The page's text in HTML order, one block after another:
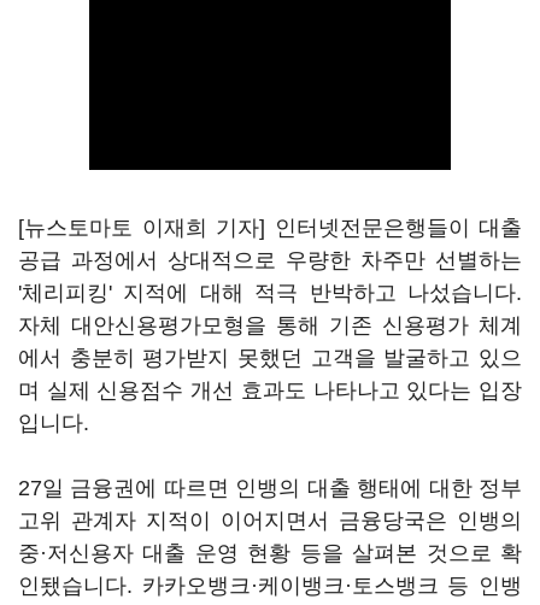
[뉴스토마토 이재희 기자] 인터넷전문은행들이 대출
공급 과정에서 상대적으로 우량한 차주만 선별하는
'체리피킹' 지적에 대해 적극 반박하고 나섰습니다.
자체 대안신용평가모형을 통해 기존 신용평가 체계
에서 충분히 평가받지 못했던 고객을 발굴하고 있으
며 실제 신용점수 개선 효과도 나타나고 있다는 입장
입니다.
27일 금융권에 따르면 인뱅의 대출 행태에 대한 정부
고위 관계자 지적이 이어지면서 금융당국은 인뱅의
중·저신용자 대출 운영 현황 등을 살펴본 것으로 확
인됐습니다. 카카오뱅크·케이뱅크·토스뱅크 등 인뱅